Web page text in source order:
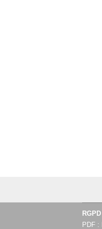
RGPD
PDF :